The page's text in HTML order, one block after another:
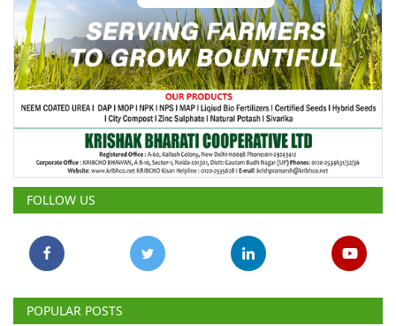
FOLLOW US
POPULAR POSTS